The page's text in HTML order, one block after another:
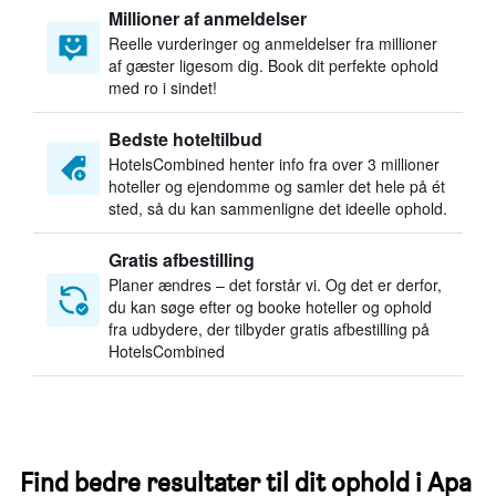
Millioner af anmeldelser
Reelle vurderinger og anmeldelser fra millioner
af gæster ligesom dig. Book dit perfekte ophold
med ro i sindet!
Bedste hoteltilbud
HotelsCombined henter info fra over 3 millioner
hoteller og ejendomme og samler det hele på ét
sted, så du kan sammenligne det ideelle ophold.
Gratis afbestilling
Planer ændres – det forstår vi. Og det er derfor,
du kan søge efter og booke hoteller og ophold
fra udbydere, der tilbyder gratis afbestilling på
HotelsCombined
Find bedre resultater til dit ophold i Apa